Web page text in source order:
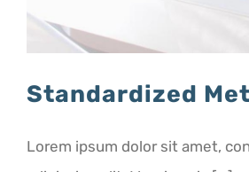
Standardized
Lorem ipsum dolor sit amet,